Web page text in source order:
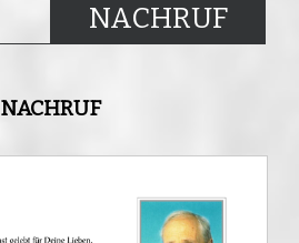
NACHRUF
NACHRUF